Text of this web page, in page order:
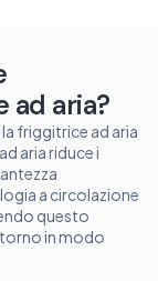
ad aria?
friggitrice ad aria
aria riduce i
a circolazione
questo
in modo